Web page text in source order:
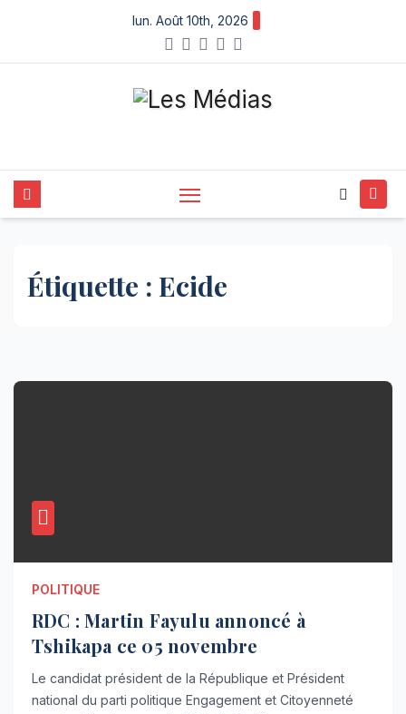
content
lun. Août 10th, 2026
Étiquette : Ecide
POLITIQUE
RDC : Martin Fayulu annoncé à
Tshikapa ce 05 novembre
Le candidat président de la République et Président
national du parti politique Engagement et Citoyenneté